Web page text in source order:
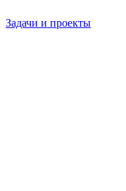
Задачи и проекты